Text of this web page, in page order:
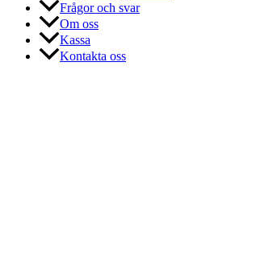
Frågor och svar
Om oss
Kassa
Kontakta oss